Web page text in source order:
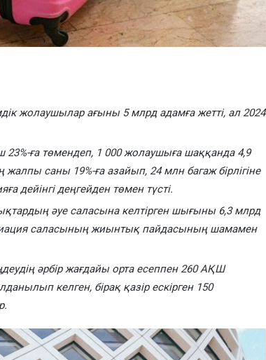
жолаушылар ағыны 5 млрд адамға жетті, ал 2024
23%-ға төмендеп, 1 000 жолаушыға шаққанда 4,9
саны 19%-ға азайып, 24 млн багаж бірлігіне
дейінгі деңгейден төмен түсті.
әуе саласына келтірген шығыны 6,3 млрд
саласының жиынтық пайдасының шамамен
әрбір жағдайы орта есеппен 260 АҚШ
келген, бірақ қазір ескірген 150